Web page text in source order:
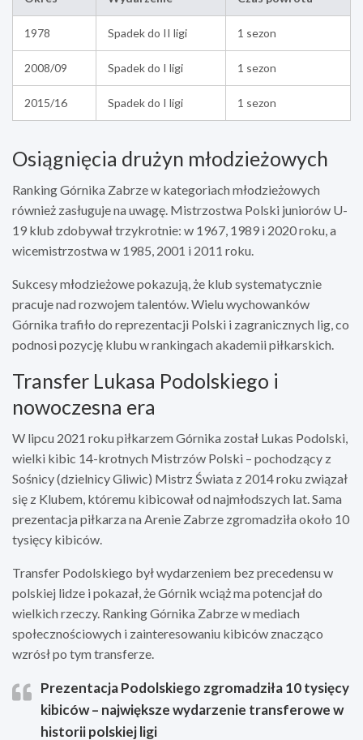
1978 Spadek do II ligi 1 sezon
2008/09 Spadek do I ligi 1 sezon
2015/16 Spadek do I ligi 1 sezon
Osiągnięcia drużyn młodzieżowych
Ranking Górnika Zabrze w kategoriach młodzieżowych
również zasługuje na uwagę. Mistrzostwa Polski juniorów U-
19 klub zdobywał trzykrotnie: w 1967, 1989 i 2020 roku, a
wicemistrzostwa w 1985, 2001 i 2011 roku.
Sukcesy młodzieżowe pokazują, że klub systematycznie
pracuje nad rozwojem talentów. Wielu wychowanków
Górnika trafiło do reprezentacji Polski i zagranicznych lig, co
podnosi pozycję klubu w rankingach akademii piłkarskich.
Transfer Lukasa Podolskiego i
nowoczesna era
W lipcu 2021 roku piłkarzem Górnika został Lukas Podolski,
wielki kibic 14-krotnych Mistrzów Polski – pochodzący z
Sośnicy (dzielnicy Gliwic) Mistrz Świata z 2014 roku związał
się z Klubem, któremu kibicował od najmłodszych lat. Sama
prezentacja piłkarza na Arenie Zabrze zgromadziła około 10
tysięcy kibiców.
Transfer Podolskiego był wydarzeniem bez precedensu w
polskiej lidze i pokazał, że Górnik wciąż ma potencjał do
wielkich rzeczy. Ranking Górnika Zabrze w mediach
społecznościowych i zainteresowaniu kibiców znacząco
wzrósł po tym transferze.
Prezentacja Podolskiego zgromadziła 10 tysięcy
kibiców – największe wydarzenie transferowe w
historii polskiej ligi